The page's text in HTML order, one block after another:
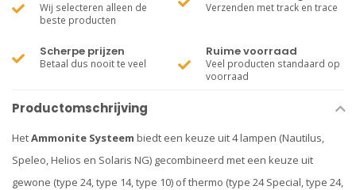
Wij selecteren alleen de
beste producten
Verzenden met track en trace
Scherpe prijzen
Betaal dus nooit te veel
Ruime voorraad
Veel producten standaard op
voorraad
Productomschrijving
HetAmmonite Systeem biedt een keuze uit 4 lampen (Nautilus,
Speleo, Helios en Solaris NG) gecombineerd met een keuze uit
gewone (type 24, type 14, type 10) of thermo (type 24 Special, type 24,